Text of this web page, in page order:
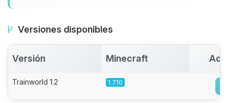
Versiones disponibles
Versión Minecraft
Trainworld 1.2 1.7.10